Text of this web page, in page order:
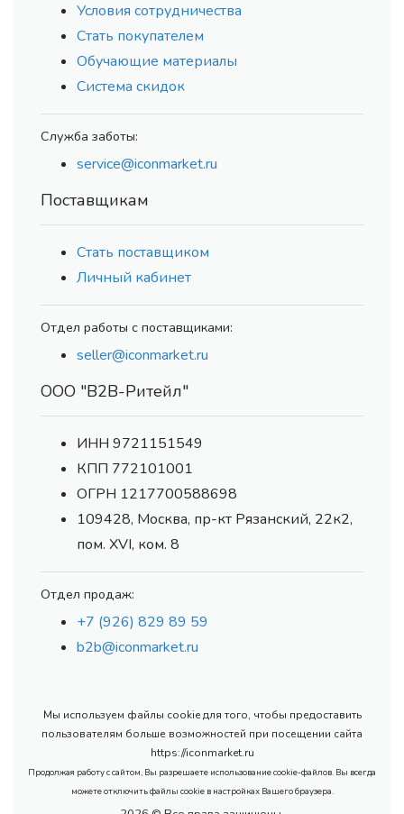
Условия сотрудничества
Стать покупателем
Обучающие материалы
Система скидок
Служба заботы:
service@iconmarket.ru
Поставщикам
Стать поставщиком
Личный кабинет
Отдел работы с поставщиками:
seller@iconmarket.ru
ООО "В2В-Ритейл"
ИНН 9721151549
КПП 772101001
ОГРН 1217700588698
109428, Москва, пр-кт Рязанский, 22к2,
пом. XVI, ком. 8
Отдел продаж:
+7 (926) 829 89 59
b2b@iconmarket.ru
Мы используем файлы cookie для того, чтобы предоставить
пользователям больше возможностей при посещении сайта
https://iconmarket.ru
Продолжая работу с сайтом, Вы разрешаете использование cookie-файлов. Вы всегда
можете отключить файлы cookie в настройках Вашего браузера.